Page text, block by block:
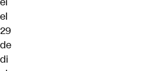
el
29
de
di